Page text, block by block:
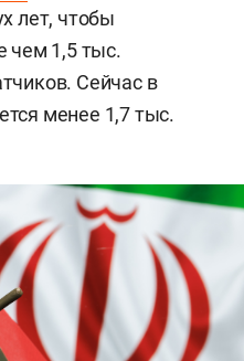
лет, чтобы
чем 1,5 тыс.
Сейчас в
менее 1,7 тыс.